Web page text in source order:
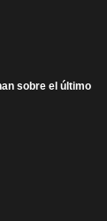
sobre el último